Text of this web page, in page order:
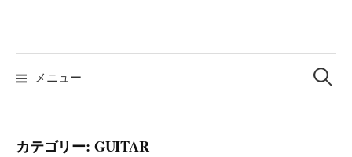
メニュー
検
索:
カテゴリー: GUITAR